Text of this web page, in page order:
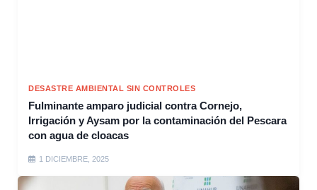
DESASTRE AMBIENTAL SIN CONTROLES
Fulminante amparo judicial contra Cornejo,
Irrigación y Aysam por la contaminación del Pescara
con agua de cloacas
1 DICIEMBRE, 2025